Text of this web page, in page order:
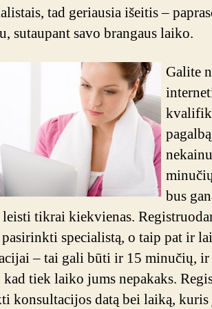
tad geriausia išeitis –
sutaupant savo brangaus laiko.
Galite
bus
leisti tikrai kiekvienas.
specialistą, o taip pat ir
– tai gali būti ir 15 minučių,
kad tiek laiko jums nepakaks.
konsultacijos datą bei laiką, kuris